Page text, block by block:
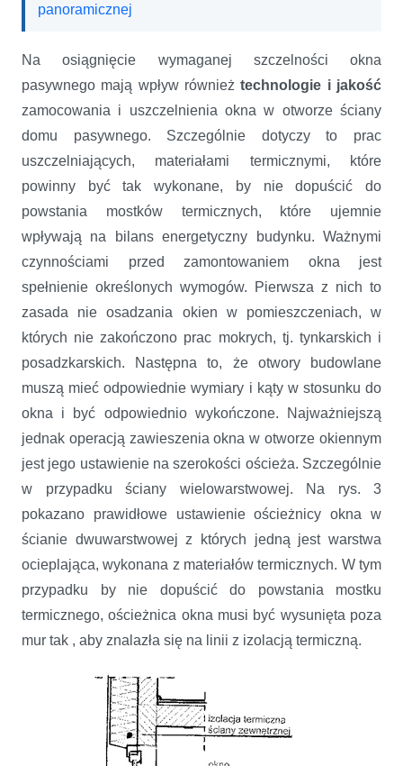
panoramicznej
Na osiągnięcie wymaganej szczelności okna
pasywnego mają wpływ równieżtechnologie i jakość
zamocowania i uszczelnienia okna w otworze ściany
domu pasywnego. Szczególnie dotyczy to prac
uszczelniających, materiałami termicznymi, które
powinny być tak wykonane, by nie dopuścić do
powstania mostków termicznych, które ujemnie
wpływają na bilans energetyczny budynku. Ważnymi
czynnościami przed zamontowaniem okna jest
spełnienie określonych wymogów. Pierwsza z nich to
zasada nie osadzania okien w pomieszczeniach, w
których nie zakończono prac mokrych, tj. tynkarskich i
posadzkarskich. Następna to, że otwory budowlane
muszą mieć odpowiednie wymiary i kąty w stosunku do
okna i być odpowiednio wykończone. Najważniejszą
jednak operacją zawieszenia okna w otworze okiennym
jest jego ustawienie na szerokości ościeża. Szczególnie
w przypadku ściany wielowarstwowej. Na rys. 3
pokazano prawidłowe ustawienie ościeżnicy okna w
ścianie dwuwarstwowej z których jedną jest warstwa
ocieplająca, wykonana z materiałów termicznych. W tym
przypadku by nie dopuścić do powstania mostku
termicznego, ościeżnica okna musi być wysunięta poza
mur tak , aby znalazła się na linii z izolacją termiczną.